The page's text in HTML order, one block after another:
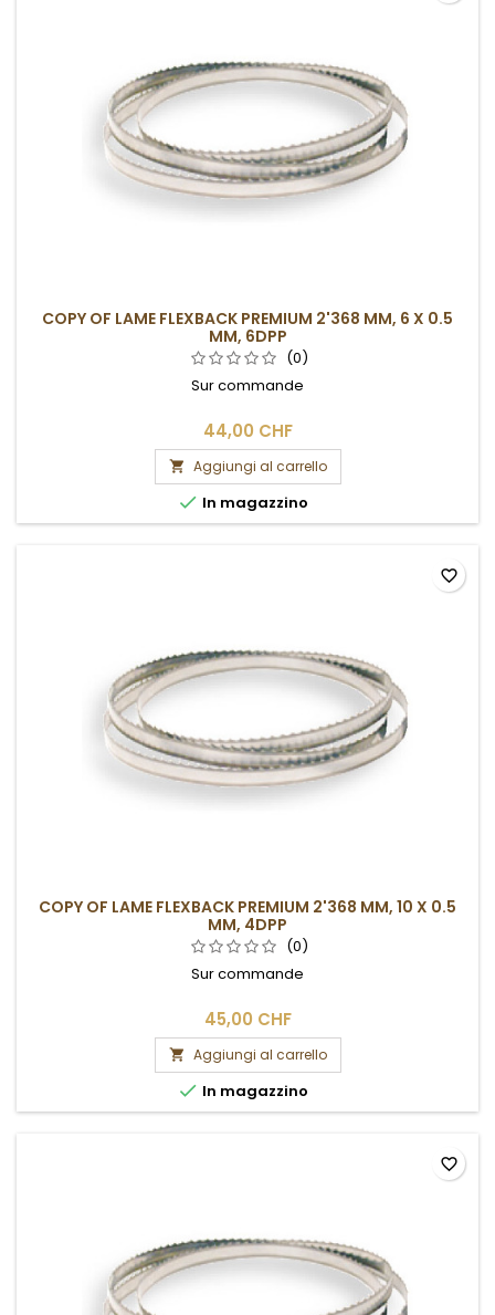
COPY OF LAME FLEXBACK PREMIUM 2'368 MM, 6 X 0.5
MM, 6DPP
(0)
Sur commande
44,00 CHF
 Aggiungi al carrello
 In magazzino
COPY OF LAME FLEXBACK PREMIUM 2'368 MM, 10 X 0.5
MM, 4DPP
(0)
Sur commande
45,00 CHF
 Aggiungi al carrello
 In magazzino
favorite_border
favorite_border